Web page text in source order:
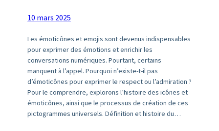
10 mars 2025
Les émoticônes et emojis sont devenus indispensables
pour exprimer des émotions et enrichir les
conversations numériques. Pourtant, certains
manquent à l’appel. Pourquoi n’existe-t-il pas
d’émoticônes pour exprimer le respect ou l’admiration ?
Pour le comprendre, explorons l’histoire des icônes et
émoticônes, ainsi que le processus de création de ces
pictogrammes universels. Définition et histoire du…